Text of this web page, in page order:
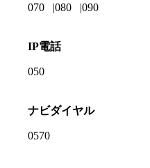
070 080 090
IP電話
050
ナビダイヤル
0570